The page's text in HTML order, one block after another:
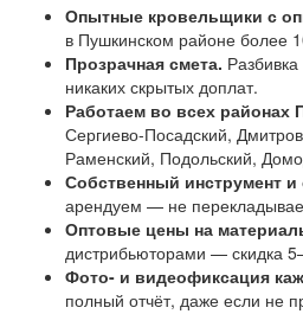
Опытные кровельщики с
в Пушкинском районе более
Прозрачная смета.
никаких скрытых доплат.
Работаем во всех районах
Сергиево-Посадский,
Раменский, Подольский,
Собственный инструмент
арендуем — не
Оптовые цены на
дистрибьюторами — скидка
Фото- и видеофиксация
полный отчёт, даже если не